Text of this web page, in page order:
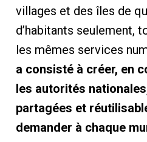
villages et des îles de
d’habitants seulement,
les mêmes services
a consisté à créer, en
les autorités
partagées et
demander à chaque